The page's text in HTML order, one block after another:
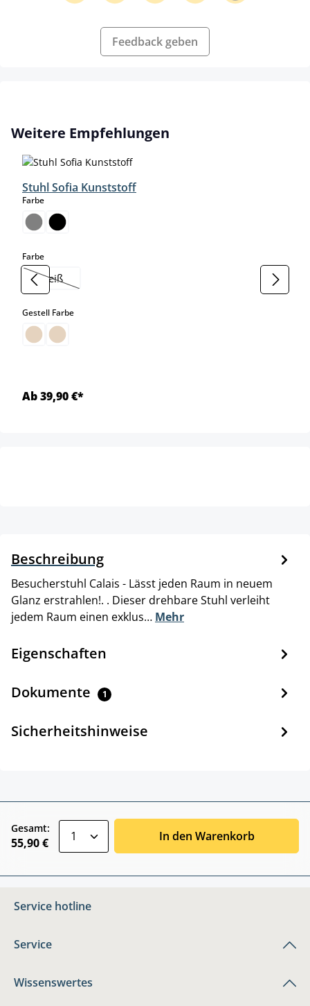
Feedback geben
Produktgalerie überspringen
Weitere Empfehlungen
Stuhl Sofia Kunststoff
Farbeauswählen
Farbeauswählen
weiß
(Diese Option ist zurzeit nicht verfügbar.)
Gestell Farbeauswählen
Ab 39,90 €*
Beschreibung
Besucherstuhl Calais - Lässt jeden Raum in neuem
Glanz erstrahlen!. . Dieser drehbare Stuhl verleiht
jedem Raum einen exklus… Mehr
Eigenschaften
Dokumente 1
Sicherheitshinweise
Gesamt:
55,90 € In den Warenkorb
Service hotline
Service
Wissenswertes